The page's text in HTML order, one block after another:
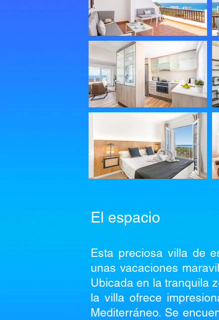
El espacio
Esta preciosa villa de
unas vacaciones
Ubicada en la tranquila
la villa ofrece
Mediterráneo. Se